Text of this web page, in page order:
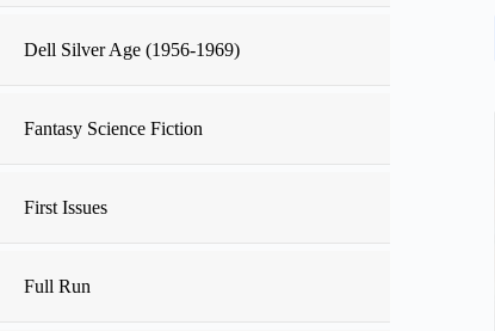
Dell Silver Age (1956-1969)
Fantasy Science Fiction
First Issues
Full Run